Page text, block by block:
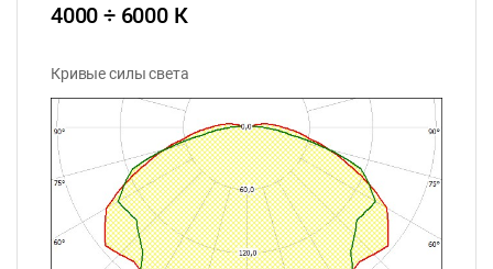
4000 ÷ 6000 К
Кривые силы света